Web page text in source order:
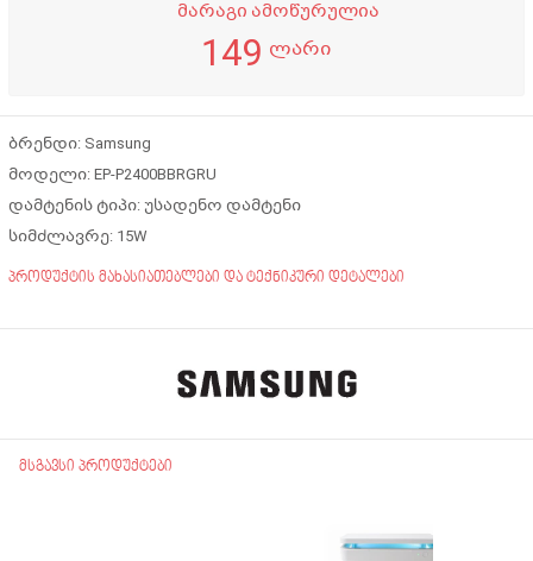
მარაგი ამოწურულია
149 ლარი
ბრენდი: Samsung
მოდელი: EP-P2400BBRGRU
დამტენის ტიპი: უსადენო დამტენი
სიმძლავრე: 15W
პროდუქტის მახასიათებლები და ტექნიკური დეტალები
მსგავსი პროდუქტები